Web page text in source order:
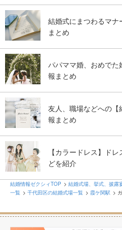
結婚式にまつわるマ
まとめ
パパママ婚、おめで
報まとめ
友人、職場などへの
報まとめ
【カラードレス】ド
どを紹介
結婚情報ゼクシィTOP 結婚式場、挙式、披露
一覧
千代田区の結婚式場一覧 霞ケ関駅